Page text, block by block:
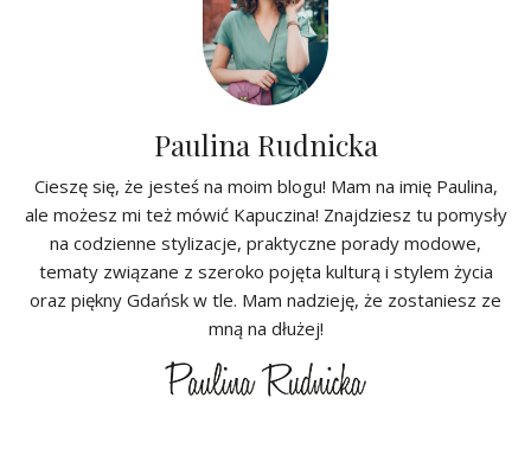
Paulina Rudnicka
Cieszę się, że jesteś na moim blogu! Mam na imię Paulina,
ale możesz mi też mówić Kapuczina! Znajdziesz tu pomysły
na codzienne stylizacje, praktyczne porady modowe,
tematy związane z szeroko pojęta kulturą i stylem życia
oraz piękny Gdańsk w tle. Mam nadzieję, że zostaniesz ze
mną na dłużej!